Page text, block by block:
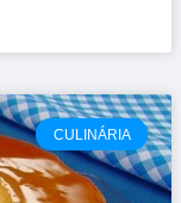
CULINÁRIA